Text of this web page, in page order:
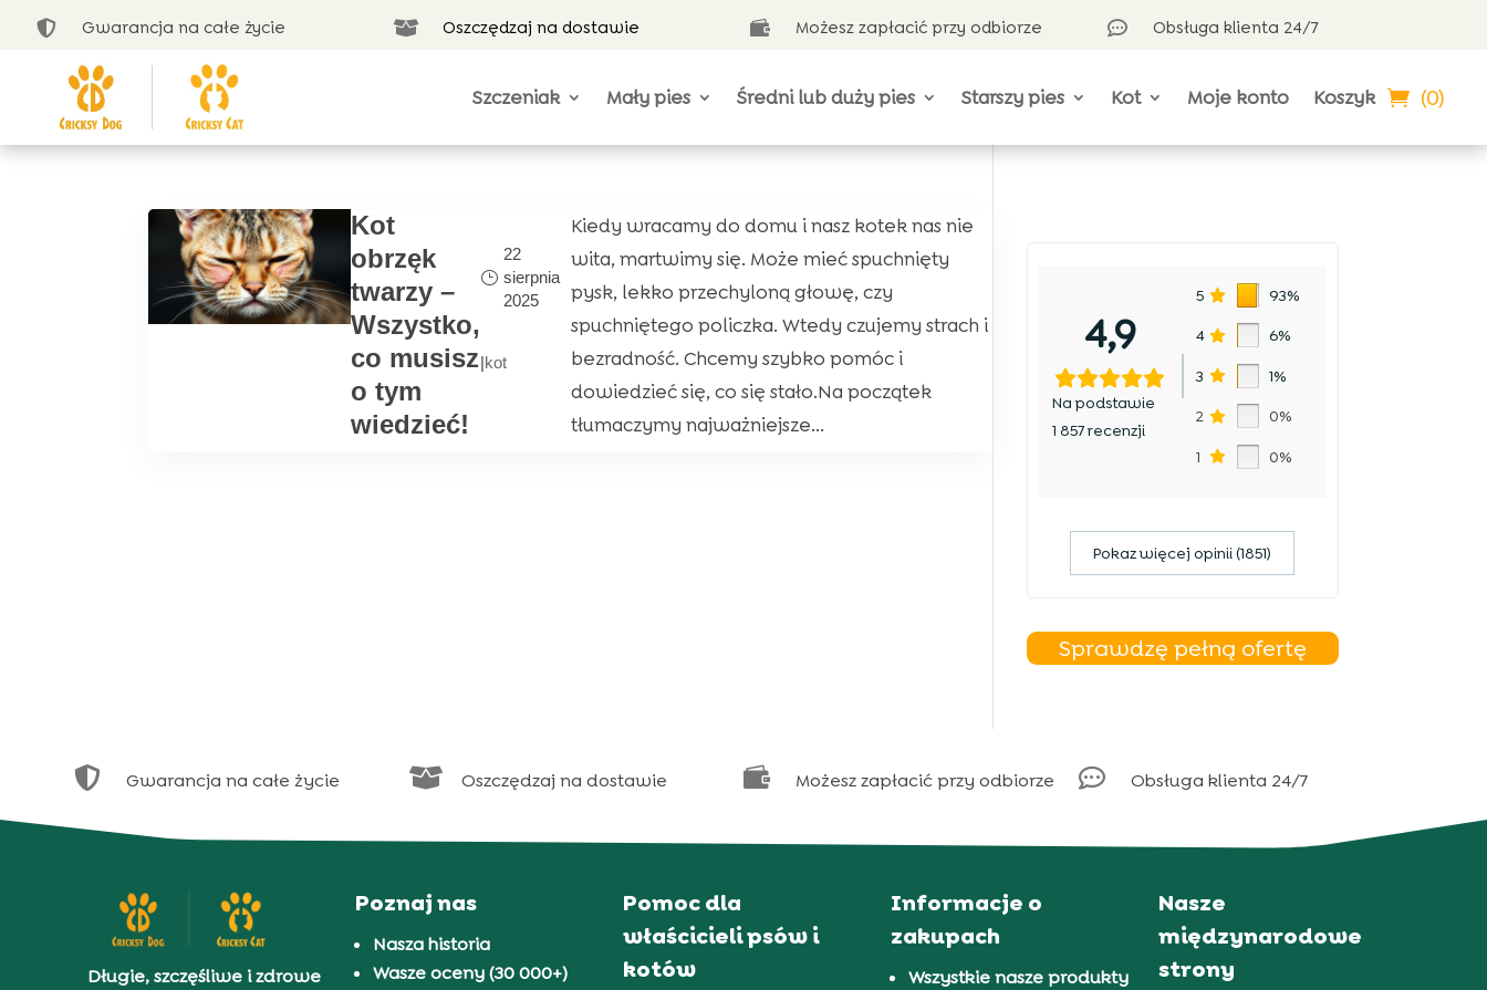
 Gwarancja na całe życie  Oszczędzaj na dostawie  Możesz zapłacić przy odbiorze  Obsługa klienta 24/7
Szczeniak Mały pies Średni lub duży pies Starszy pies Kot Moje konto Koszyk (0)
Kot
obrzęk
twarzy –
Wszystko,
co musisz
o tym
wiedzieć!
22
sierpnia
2025
|kot
Kiedy wracamy do domu i nasz kotek nas nie
wita, martwimy się. Może mieć spuchnięty
pysk, lekko przechyloną głowę, czy
spuchniętego policzka. Wtedy czujemy strach i
bezradność. Chcemy szybko pomóc i
dowiedzieć się, co się stało.Na początek
tłumaczymy najważniejsze...
4,9
Na podstawie
1 857 recenzji
5 93%
4 6%
3 1%
2 0%
1 0%
Pokaz więcej opinii (1851)
Sprawdzę pełną ofertę
 Gwarancja na całe życie  Oszczędzaj na dostawie  Możesz zapłacić przy odbiorze  Obsługa klienta 24/7
Długie, szczęśliwe i zdrowe
Poznaj nas
Nasza historia
Wasze oceny (30 000+)
Pomoc dla
właścicieli psów i
kotów
Informacje o
zakupach
Wszystkie nasze produkty
Nasze
międzynarodowe
strony